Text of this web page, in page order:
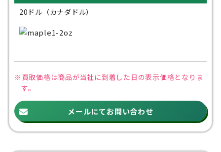
20ドル（カナダドル）
※買取価格は商品が当社に到着した日の表示価格となりま
す。
メールにてお問い合わせ